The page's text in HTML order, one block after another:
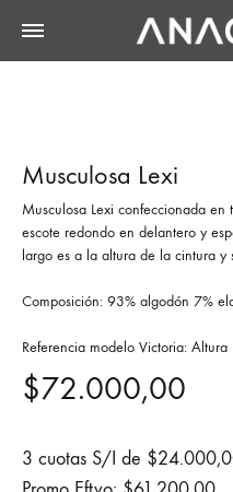
Musculosa Lexi
Musculosa Lexi confeccionada
escote redondo en delantero y
largo es a la altura de la cintura y
Composición: 93% algodón 7%
Referencia modelo Victoria: Altura
$72.000,00
3 cuotas S/I de $